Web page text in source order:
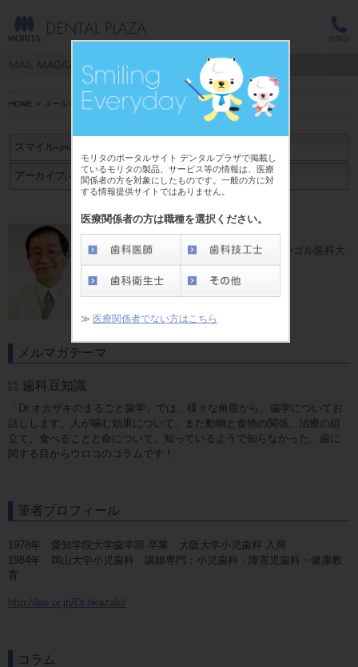
モリタのポータルサイト デンタルプラザで掲載し
ているモリタの製品、サービス等の情報は、医療
関係者の方を対象にしたものです。一般の方に対
する情報提供サイトではありません。
医療関係者の方は職種を選択ください。
≫ 医療関係者でない方はこちら
HOME > メールマガジン スマイル+(Plus) 岡崎 好秀
スマイル+(Plus)
アーカイブ(～2019年3月) アーカイブ(2019年4月～)
前 岡山大学病院 小児歯科講師、国立モンゴル医科大
学 客員教授
メルマガテーマ
歯科豆知識
「Dr.オカザキのまるごと歯学」では、様々な角度から、歯学についてお
話しします。人が噛む効果について、また動物と食物の関係、治療の組
立て、食べることと命について。知っているようで知らなかった、歯に
関する目からウロコのコラムです！
筆者プロフィール
1978年 愛知学院大学歯学部 卒業 大阪大学小児歯科 入局
1984年 岡山大学小児歯科 講師専門：小児歯科・障害児歯科・健康教
育
http://leo.or.jp/Dr.okazaki/
コラム